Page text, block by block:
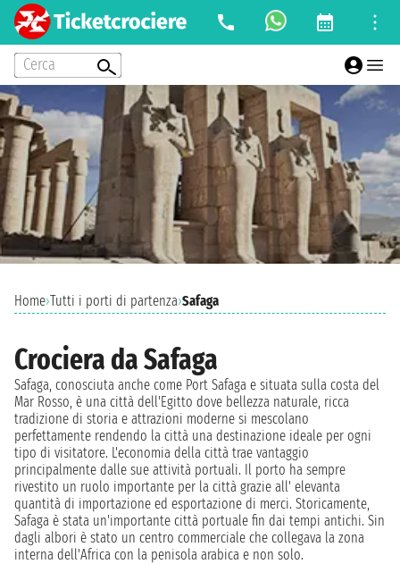
Cerca
Home›Tutti i porti di partenza›Safaga
Crociera da Safaga
Safaga, conosciuta anche come Port Safaga e situata sulla costa del
Mar Rosso, è una città dell'Egitto dove bellezza naturale, ricca
tradizione di storia e attrazioni moderne si mescolano
perfettamente rendendo la città una destinazione ideale per ogni
tipo di visitatore. L'economia della città trae vantaggio
principalmente dalle sue attività portuali. Il porto ha sempre
rivestito un ruolo importante per la città grazie all' elevanta
quantità di importazione ed esportazione di merci. Storicamente,
Safaga è stata un'importante città portuale fin dai tempi antichi. Sin
dagli albori è stato un centro commerciale che collegava la zona
interna dell'Africa con la penisola arabica e non solo.